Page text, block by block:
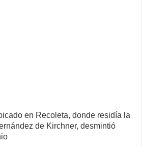
en Recoleta, donde residía la
de Kirchner, desmintió